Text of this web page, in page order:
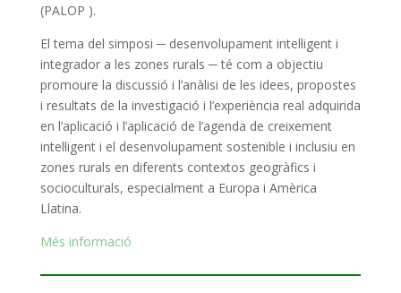
(PALOP ).
El tema del simposi ─ desenvolupament intel·ligent i
integrador a les zones rurals ─ té com a objectiu
promoure la discussió i l’anàlisi de les idees, propostes
i resultats de la investigació i l’experiència real adquirida
en l’aplicació i l’aplicació de l’agenda de creixement
intel·ligent i el desenvolupament sostenible i inclusiu en
zones rurals en diferents contextos geogràfics i
socioculturals, especialment a Europa i Amèrica
Llatina.
Més informació